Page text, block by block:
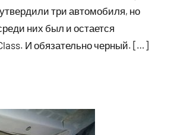
три автомобиля, но
них был и остается
И обязательно черный. […]